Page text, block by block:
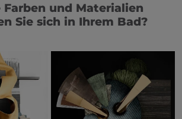
Farben und Materialien
Sie sich in Ihrem Bad?